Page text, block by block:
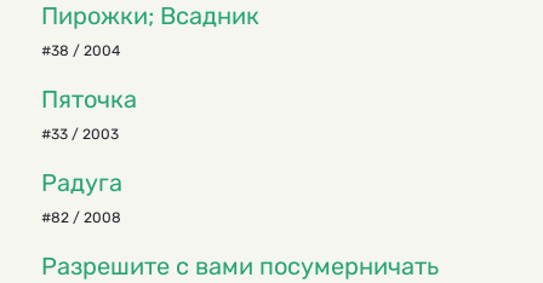
Пирожки; Всадник
#38 / 2004
Пяточка
#33 / 2003
Радуга
#82 / 2008
Разрешите с вами посумерничать